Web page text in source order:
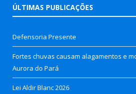
ÚLTIMAS PUBLICAÇÕES
Defensoria Presente
Fortes chuvas causam alagamentos e
Aurora do Pará
Lei Aldir Blanc 2026